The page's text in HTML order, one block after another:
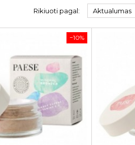
Rikiuoti pagal: Aktualumas
−10%